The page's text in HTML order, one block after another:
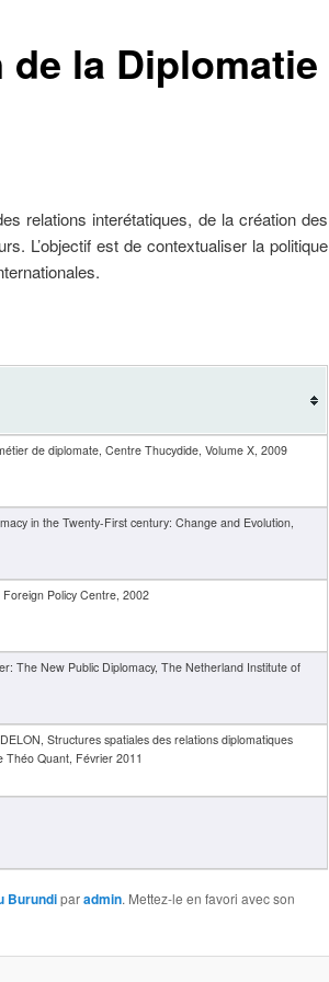
la Diplomatie
relations interétatiques, de la création des
L’objectif est de contextualiser la politique
de diplomate, Centre Thucydide, Volume X, 2009
in the Twenty-First century: Change and Evolution,
Policy Centre, 2002
The New Public Diplomacy, The Netherland Institute of
Structures spatiales des relations diplomatiques
Théo Quant, Février 2011
Burundiparadmin. Mettez-le en favori avec son